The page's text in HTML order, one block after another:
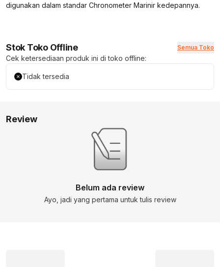
digunakan dalam standar Chronometer Marinir kedepannya.
Stok Toko Offline Semua Toko
Cek ketersediaan produk ini di toko offline:
Tidak tersedia
Review
Belum ada review
Ayo, jadi yang pertama untuk tulis review